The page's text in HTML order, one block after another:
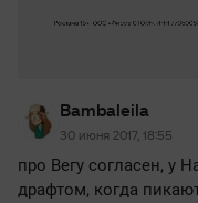
Bambaleila
30 июня 2017, 18:55
про Вегу согласен, у
драфтом, когда